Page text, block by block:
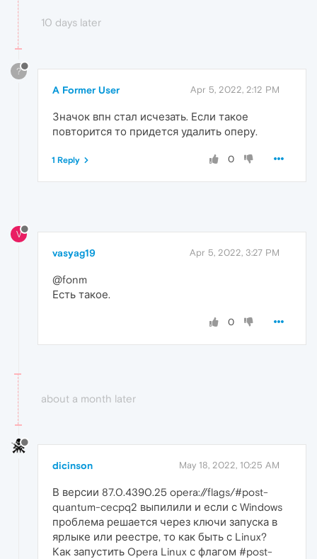
10 days later
?
A Former User Apr 5, 2022, 2:12 PM
Значок впн стал исчезать. Если такое
повторится то придется удалить оперу.
0
1 Reply
V
vasyag19 Apr 5, 2022, 3:27 PM
@fonm
Есть такое.
0
about a month later
dicinson May 18, 2022, 10:25 AM
В версии 87.0.4390.25 opera://flags/#post-
quantum-cecpq2 выпилили и если с Windows
проблема решается через ключи запуска в
ярлыке или реестре, то как быть с Linux?
Как запустить Opera Linux с флагом #post-